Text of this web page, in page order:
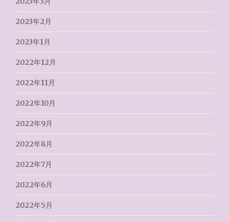
2023年2月
2023年1月
2022年12月
2022年11月
2022年10月
2022年9月
2022年8月
2022年7月
2022年6月
2022年5月